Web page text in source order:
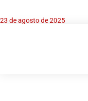
23 de agosto de 2025